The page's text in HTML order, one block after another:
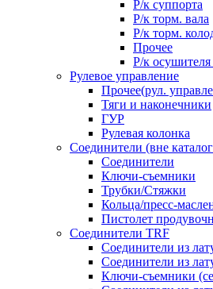
Р/к суппорта
Р/к торм. вала
Р/к торм.
Прочее
Р/к осушителя
Рулевое управление
Прочее(рул.
Тяги и наконечники
ГУР
Рулевая колонка
Соединители (вне
Соединители
Ключи-cъемники
Трубки/Стяжки
Кольца/пресс-
Пистолет
Соединители TRF
Соединители из
Соединители из
Ключи-съемники